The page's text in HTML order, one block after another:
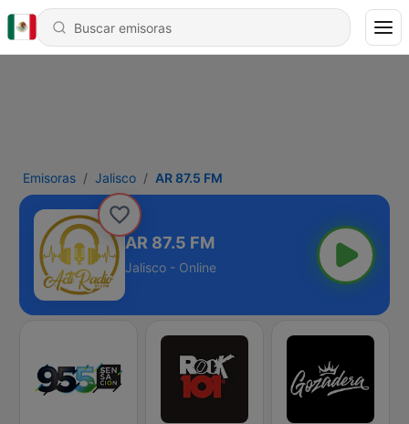
Emisoras Jalisco AR 87.5 FM
AR 87.5 FM
Jalisco - Online